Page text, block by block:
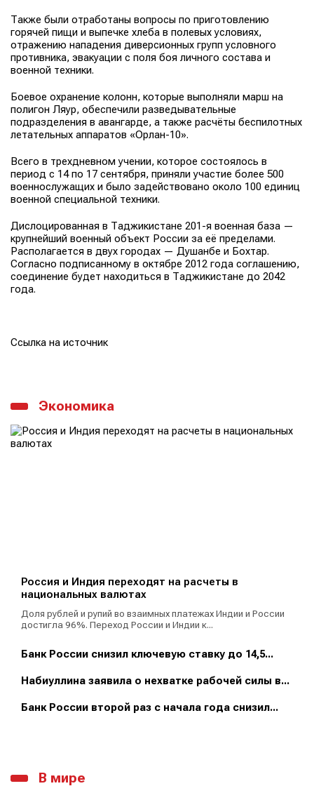
Также были отработаны вопросы по приготовлению
горячей пищи и выпечке хлеба в полевых условиях,
отражению нападения диверсионных групп условного
противника, эвакуации с поля боя личного состава и
военной техники.
Боевое охранение колонн, которые выполняли марш на
полигон Ляур, обеспечили разведывательные
подразделения в авангарде, а также расчёты беспилотных
летательных аппаратов «Орлан-10».
Всего в трехдневном учении, которое состоялось в
период с 14 по 17 сентября, приняли участие более 500
военнослужащих и было задействовано около 100 единиц
военной специальной техники.
Дислоцированная в Таджикистане 201-я военная база —
крупнейший военный объект России за её пределами.
Располагается в двух городах — Душанбе и Бохтар.
Согласно подписанному в октябре 2012 года соглашению,
соединение будет находиться в Таджикистане до 2042
года.
Ссылка на источник
Экономика
Россия и Индия переходят на расчеты в
национальных валютах
Доля рублей и рупий во взаимных платежах Индии и России
достигла 96%. Переход России и Индии к...
Банк России снизил ключевую ставку до 14,5...
Набиуллина заявила о нехватке рабочей силы в...
Банк России второй раз с начала года снизил...
В мире